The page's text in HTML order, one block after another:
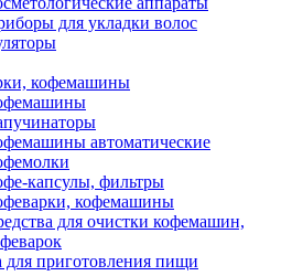
для укладки волос
кофемашины
автоматические
капсулы, фильтры
кофемашины
для очистки кофемашин,
для приготовления пищи